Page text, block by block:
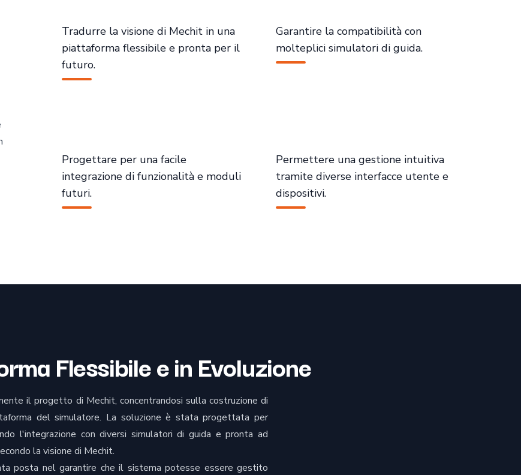
Tradurre la visione di Mechit in una
piattaforma flessibile e pronta per il
futuro.
Garantire la compatibilità con
molteplici simulatori di guida.
Progettare per una facile
integrazione di funzionalità e moduli
futuri.
Permettere una gestione intuitiva
tramite diverse interfacce utente e
dispositivi.
Flessibile e in Evoluzione
il progetto di Mechit, concentrandosi sulla costruzione di
del simulatore. La soluzione è stata progettata per
l'integrazione con diversi simulatori di guida e pronta ad
la visione di Mechit.
posta nel garantire che il sistema potesse essere gestito